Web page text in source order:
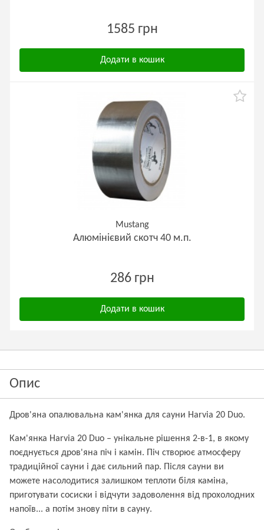
1585 грн
Додати в кошик
Mustang
Алюмінієвий скотч 40 м.п.
286 грн
Додати в кошик
Опис
Дров'яна опалювальна кам'янка для сауни Harvia 20 Duo.
Кам'янка Harvia 20 Duo – унікальне рішення 2-в-1, в якому
поєднується дров'яна піч і камін. Піч створює атмосферу
традиційної сауни і дає сильний пар. Після сауни ви
можете насолодитися залишком теплоти біля каміна,
приготувати сосиски і відчути задоволення від прохолодних
напоїв... а потім знову піти в сауну.